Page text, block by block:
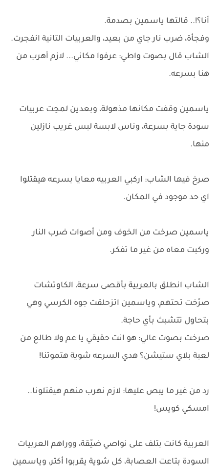
أنا؟!.. قالتها ياسمين بصدمة.
وفجأة، ضرب نار جاي من بعيد، والعربيات التانية انفجرت.
الشاب قال بصوت واطي: عرفوا مكاني... لازم أهرب من
هنا بسرعه.
ياسمين وقفت مكانها مذهولة، وبعدين لمحِت عربيات
سودة جاية بسرعة، وناس لابسة لبس غريب نازلين
منها.
صرخ فيها الشاب: اركبي العربيه معايا بسرعه هيقتلوا
اي حد موجود في المكان.
ياسمين صرخت من الخوف ومن أصوات ضرب النار
وركبت معاه من غير ما تفكر.
الشاب انطلق بالعربية بأقصى سرعة، الكاوتشات
صرّخت تحتهم، وياسمين اتزحلقت جوه الكرسي وهي
بتحاول تتشبث بأي حاجة.
صرخت بصوت عالي: هو انت حقيقي يا عم ولا طالع من
لعبة بلاي ستيشن؟ هدي السرعه شوية هتموتنا!
رد من غير ما يبص عليها: لازم نهرب منهم هيقتلونا..
امسكي كويس!
العربية كانت بتلف على نواصي ضيّقة، ووراهم العربيات
السودة بتاعت العصابة، كل شوية يقربوا أكتر، وياسمين